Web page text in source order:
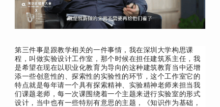
第三件事是跟教学相关的一件事情，我在深圳大学构思课
程，叫做实验设计工作室，那个时候在担任建筑系主任，我
是希望在现在以职业化教育为导向的这种建筑教育当中还增
添一些创意性的、探索性的实验性的环节，这个工作室它的
特点就是每年请一个具有探索精神、实验精神老师来担当我
们课题老师，每一次课围绕着一个主题来进行实验室的形式
设计，当中也有一些特别有意思的主题，《知识作为基础，